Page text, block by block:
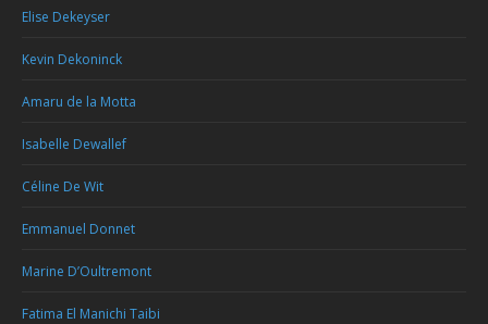
Elise Dekeyser
Kevin Dekoninck
Amaru de la Motta
Isabelle Dewallef
Céline De Wit
Emmanuel Donnet
Marine D’Oultremont
Fatima El Manichi Taibi